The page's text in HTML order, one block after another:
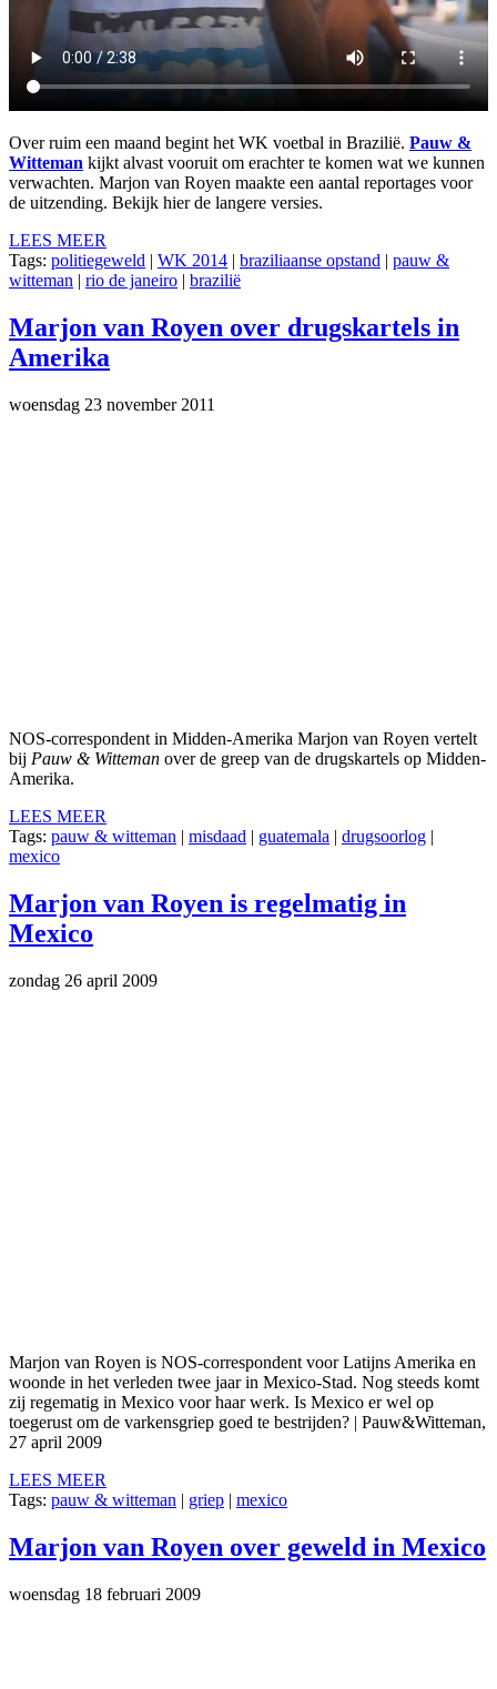
Over ruim een maand begint het WK voetbal in Brazilië. Pauw &
Witteman kijkt alvast vooruit om erachter te komen wat we kunnen
verwachten. Marjon van Royen maakte een aantal reportages voor
de uitzending. Bekijk hier de langere versies.
LEES MEER
Tags: politiegeweld | WK 2014 | braziliaanse opstand | pauw &
witteman | rio de janeiro | brazilië
Marjon van Royen over drugskartels in
Amerika
woensdag 23 november 2011
NOS-correspondent in Midden-Amerika Marjon van Royen vertelt
bij Pauw & Witteman over de greep van de drugskartels op Midden-
Amerika.
LEES MEER
Tags: pauw & witteman | misdaad | guatemala | drugsoorlog |
mexico
Marjon van Royen is regelmatig in
Mexico
zondag 26 april 2009
Marjon van Royen is NOS-correspondent voor Latijns Amerika en
woonde in het verleden twee jaar in Mexico-Stad. Nog steeds komt
zij regematig in Mexico voor haar werk. Is Mexico er wel op
toegerust om de varkensgriep goed te bestrijden? | Pauw&Witteman,
27 april 2009
LEES MEER
Tags: pauw & witteman | griep | mexico
Marjon van Royen over geweld in Mexico
woensdag 18 februari 2009